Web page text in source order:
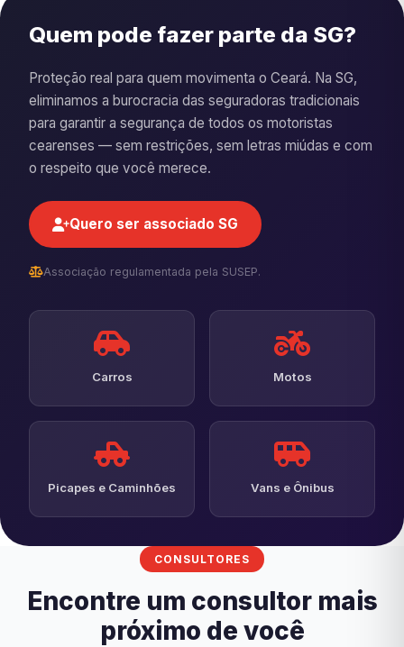
Quem pode fazer parte da SG?
Proteção real para quem movimenta o Ceará. Na SG,
eliminamos a burocracia das seguradoras tradicionais
para garantir a segurança de todos os motoristas
cearenses — sem restrições, sem letras miúdas e com
o respeito que você merece.
Quero ser associado SG
Associação regulamentada pela SUSEP.
Carros Motos
Picapes e Caminhões Vans e Ônibus
CONSULTORES
Encontre um consultor mais
próximo de você